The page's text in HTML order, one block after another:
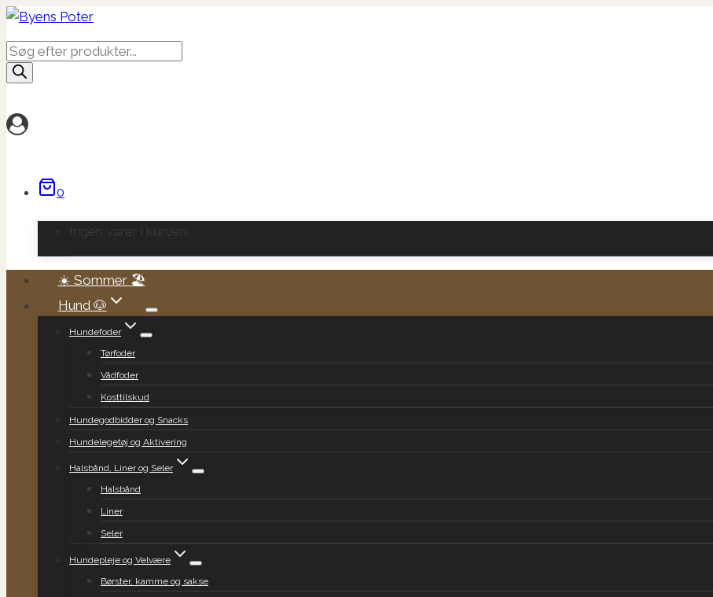
Fortsæt
til
indhold
Products
search
0
Ingen varer i kurven.
☀️ Sommer 🏖️
Hund 🐶
Hundefoder
Tørfoder
Vådfoder
Kosttilskud
Hundegodbidder og Snacks
Hundelegetøj og Aktivering
Halsbånd, Liner og Seler
Halsbånd
Liner
Seler
Hundepleje og Velvære
Børster, kamme og sakse